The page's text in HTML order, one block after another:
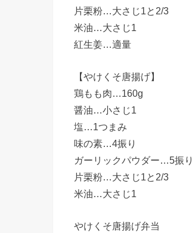
片栗粉…大さじ1と2/3
米油…大さじ1
紅生姜…適量
【やけくそ唐揚げ】
鶏もも肉…160g
醤油…小さじ1
塩…1つまみ
味の素…4振り
ガーリックパウダー…5振り
片栗粉…大さじ1と2/3
米油…大さじ1
やけくそ唐揚げ弁当